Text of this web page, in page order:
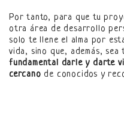
Por tanto, para que tu
otra área de desarrollo
solo te llene el alma por
vida, sino que, además, sea
fundamental darle y darte
cercano de conocidos y